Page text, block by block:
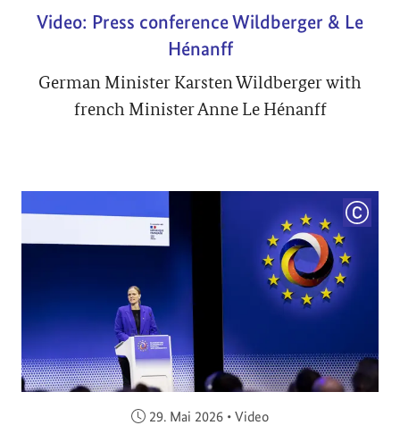
Video: Press conference Wildberger & Le
Hénanff
German Minister Karsten Wildberger with
french Minister Anne Le Hénanff
Veröffentlicht am:
29. Mai 2026 • Video